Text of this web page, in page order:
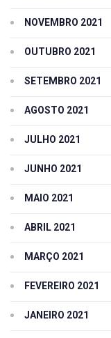
NOVEMBRO 2021
OUTUBRO 2021
SETEMBRO 2021
AGOSTO 2021
JULHO 2021
JUNHO 2021
MAIO 2021
ABRIL 2021
MARÇO 2021
FEVEREIRO 2021
JANEIRO 2021